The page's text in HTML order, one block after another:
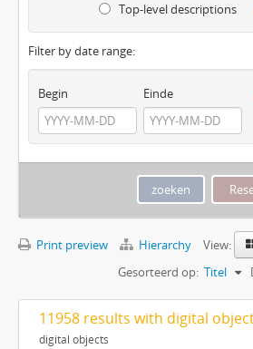
Top-level descriptions
Filter by date range:
Begin Einde
Print preview Hierarchy
View:
Gesorteerd op: Titel
11958 results with digital
digital objects